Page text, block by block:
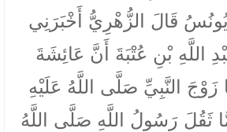
قَالَ الزُّهْرِيُّ أَخْبَرَنِي
اللَّهِ بْنِ عُتْبَةَ أَنَّ عَائِشَةَ
زَوْجَ النَّبِيِّ صَلَّى اللَّهُ عَلَيْهِ
ثَقُلَ رَسُولُ اللَّهِ صَلَّى اللَّهُ